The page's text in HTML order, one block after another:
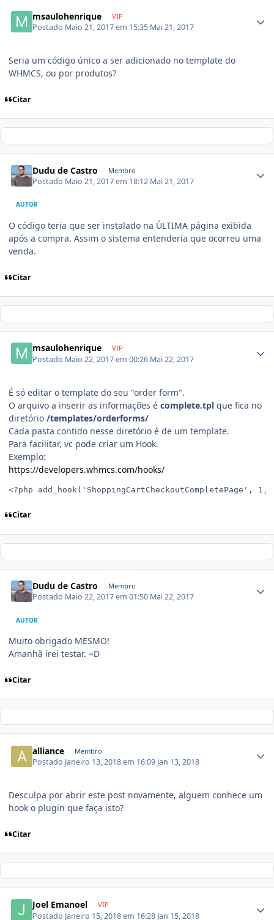
msaulohenrique VIP
Postado Maio 21, 2017 em 15:35 Mai 21, 2017
Seria um código único a ser adicionado no template do
WHMCS, ou por produtos?
Citar
Dudu de Castro Membro
Postado Maio 21, 2017 em 18:12 Mai 21, 2017
AUTOR
O código teria que ser instalado na ÚLTIMA página exibida
após a compra. Assim o sistema entenderia que ocorreu uma
venda.
Citar
msaulohenrique VIP
Postado Maio 22, 2017 em 00:26 Mai 22, 2017
É só editar o template do seu "order form".
O arquivo a inserir as informações é complete.tpl que fica no
diretório /templates/orderforms/
Cada pasta contido nesse diretório é de um template.
Para facilitar, vc pode criar um Hook.
Exemplo:
https://developers.whmcs.com/hooks/
<?php
Citar
Dudu de Castro Membro
Postado Maio 22, 2017 em 01:50 Mai 22, 2017
AUTOR
Muito obrigado MESMO!
Amanhã irei testar. =D
Citar
alliance Membro
Postado Janeiro 13, 2018 em 16:09 Jan 13, 2018
Desculpa por abrir este post novamente, alguem conhece um
hook o plugin que faça isto?
Citar
Joel Emanoel VIP
Postado Janeiro 15, 2018 em 16:28 Jan 15, 2018